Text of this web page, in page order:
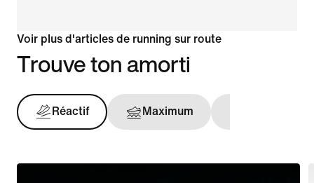
Voir plus d'articles de running sur route
Trouve ton amorti
Réactif Maximum